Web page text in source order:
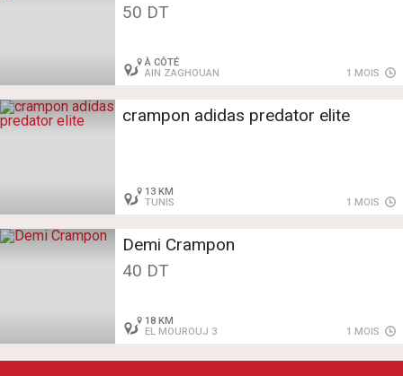
50 DT
À CÔTÉ
AIN ZAGHOUAN
1 MOIS
crampon adidas predator elite
13 KM
TUNIS
1 MOIS
Demi Crampon
40 DT
18 KM
EL MOUROUJ 3
1 MOIS